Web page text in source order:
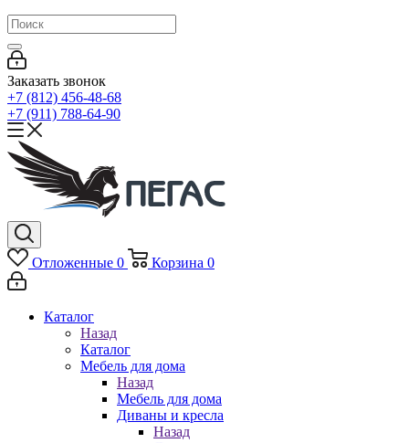
Заказать звонок
+7 (812) 456-48-68
+7 (911) 788-64-90
Отложенные 0 Корзина 0
Каталог
Назад
Каталог
Мебель для дома
Назад
Мебель для дома
Диваны и кресла
Назад